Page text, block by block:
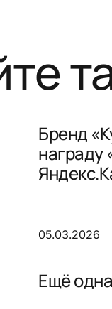
Бренд
награду
05.03.2026
Ещё